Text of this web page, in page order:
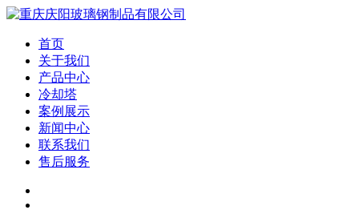
首页
关于我们
产品中心
冷却塔
案例展示
新闻中心
联系我们
售后服务